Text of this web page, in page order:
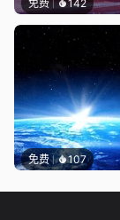
免费 142
免费 107